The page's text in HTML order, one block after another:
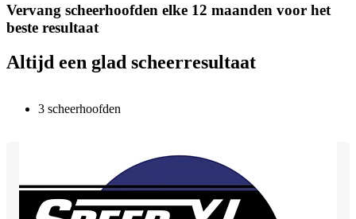
Vervang scheerhoofden elke 12 maanden voor het
beste resultaat
Altijd een glad scheerresultaat
3 scheerhoofden